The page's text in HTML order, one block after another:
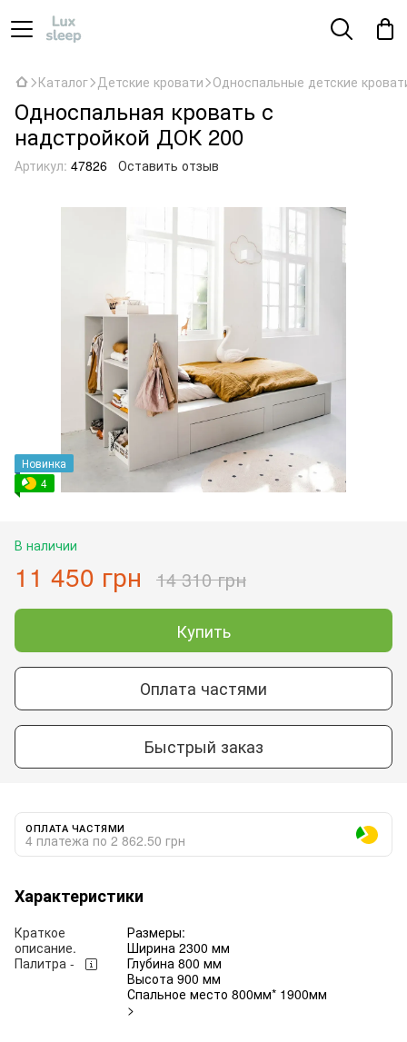
Каталог Детские кровати Односпальные детские
Односпальная кровать с
надстройкой ДОК 200
Артикул: 47826 Оставить отзыв
Новинка
4
В наличии
11 450 грн 14 310 грн
Купить
Оплата частями
Быстрый заказ
ОПЛАТА ЧАСТЯМИ
4 платежа по 2 862.50 грн
Характеристики
Краткое
описание.
Палитра -
Размеры:
Ширина 2300 мм
Глубина 800 мм
Высота 900 мм
Спальное место 800мм* 1900мм
>